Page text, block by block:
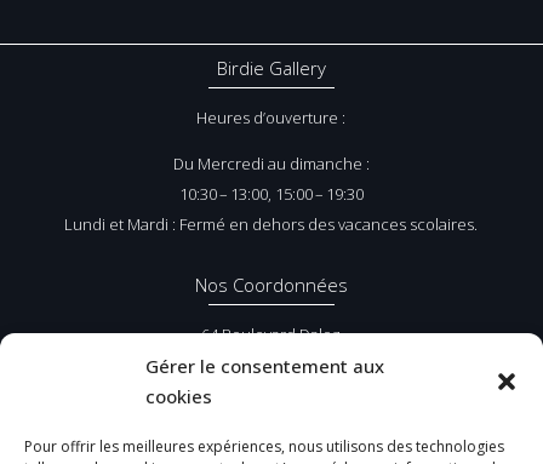
Gérer le consentement aux
cookies
Pour offrir les meilleures expériences, nous utilisons des technologies
Birdie Gallery
Heures d’ouverture :
Du Mercredi au dimanche :
10:30 – 13:00, 15:00 – 19:30
Lundi et Mardi : Fermé en dehors des vacances scolaires.
Nos Coordonnées
64 Boulevard Daloz
62520 Le Touquet Paris-Plage
Tel :